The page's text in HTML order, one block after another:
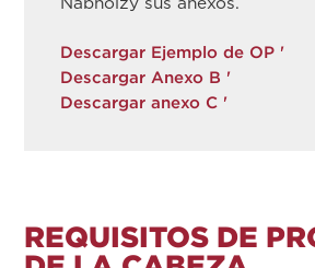
Descargar Ejemplo de OP '
Descargar Anexo B '
Descargar anexo C '
REQUISITOS DE